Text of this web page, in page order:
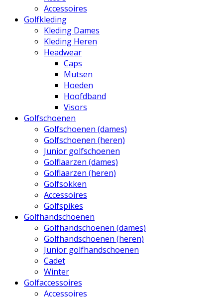
Accessoires
Golfkleding
Kleding Dames
Kleding Heren
Headwear
Caps
Mutsen
Hoeden
Hoofdband
Visors
Golfschoenen
Golfschoenen (dames)
Golfschoenen (heren)
Junior golfschoenen
Golflaarzen (dames)
Golflaarzen (heren)
Golfsokken
Accessoires
Golfspikes
Golfhandschoenen
Golfhandschoenen (dames)
Golfhandschoenen (heren)
Junior golfhandschoenen
Cadet
Winter
Golfaccessoires
Accessoires